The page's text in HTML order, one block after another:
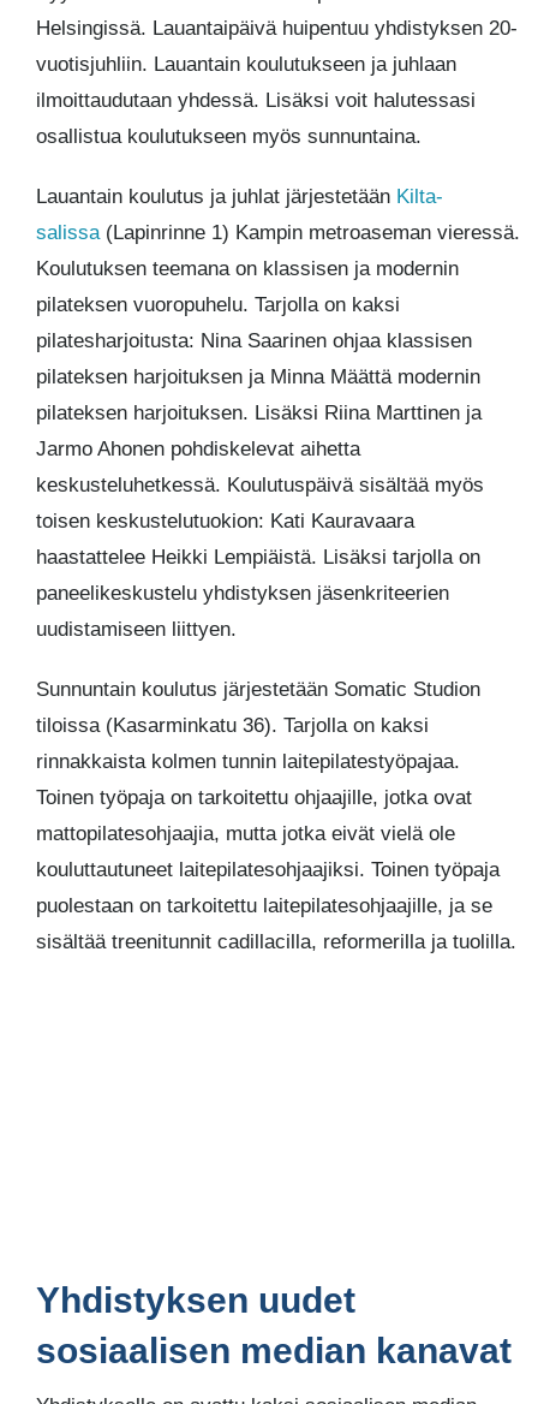
Helsingissä. Lauantaipäivä huipentuu yhdistyksen 20-
vuotisjuhliin. Lauantain koulutukseen ja juhlaan
ilmoittaudutaan yhdessä. Lisäksi voit halutessasi
osallistua koulutukseen myös sunnuntaina.
Lauantain koulutus ja juhlat järjestetään Kilta-
salissa(Lapinrinne 1) Kampin metroaseman vieressä.
Koulutuksen teemana on klassisen ja modernin
pilateksen vuoropuhelu. Tarjolla on kaksi
pilatesharjoitusta: Nina Saarinen ohjaa klassisen
pilateksen harjoituksen ja Minna Määttä modernin
pilateksen harjoituksen. Lisäksi Riina Marttinen ja
Jarmo Ahonen pohdiskelevat aihetta
keskusteluhetkessä. Koulutuspäivä sisältää myös
toisen keskustelutuokion: Kati Kauravaara
haastattelee Heikki Lempiäistä. Lisäksi tarjolla on
paneelikeskustelu yhdistyksen jäsenkriteerien
uudistamiseen liittyen.
Sunnuntain koulutus järjestetään Somatic Studion
tiloissa (Kasarminkatu 36). Tarjolla on kaksi
rinnakkaista kolmen tunnin laitepilatestyöpajaa.
Toinen työpaja on tarkoitettu ohjaajille, jotka ovat
mattopilatesohjaajia, mutta jotka eivät vielä ole
kouluttautuneet laitepilatesohjaajiksi. Toinen työpaja
puolestaan on tarkoitettu laitepilatesohjaajille, ja se
sisältää treenitunnit cadillacilla, reformerilla ja tuolilla.
Yhdistyksen uudet
sosiaalisen median kanavat